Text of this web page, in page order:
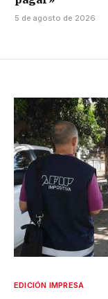
5 de agosto de 2026
EDICIÓN IMPRESA